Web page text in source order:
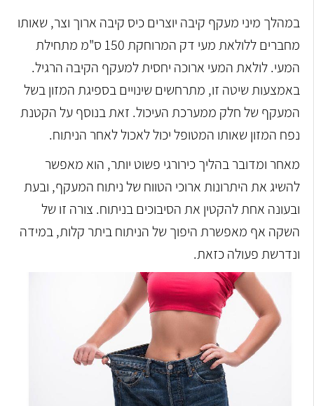
במהלך מיני מעקף קיבה יוצרים כיס קיבה ארוך וצר, שאותו
מחברים ללולאת מעי דק המרוחקת 150 ס"מ מתחילת
המעי. לולאת המעי ארוכה יחסית למעקף הקיבה הרגיל.
באמצעות שיטה זו, מתרחשים שינויים בספיגת המזון בשל
המעקף של חלק ממערכת העיכול. זאת בנוסף על הקטנת
נפח המזון שאותו המטופל יכול לאכול לאחר הניתוח.
מאחר ומדובר בהליך כירורגי פשוט יותר, הוא מאפשר
להשיג את היתרונות ארוכי הטווח של ניתוח המעקף, ובעת
ובעונה אחת להקטין את הסיבוכים בניתוח. צורה זו של
השקה אף מאפשרת היפוך של הניתוח ביתר קלות, במידה
ונדרשת פעולה כזאת.